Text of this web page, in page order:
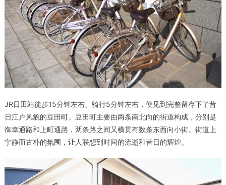
JR日田站徒步15分钟左右、骑行5分钟左右，便见到完整留存下了昔
日江户风貌的豆田町。豆田町主要由两条南北向的街道构成，分别是
御幸通路和上町通路，两条路之间又横贯有数条东西向小街。街道上
宁静而古朴的氛围，让人联想到时间的流逝和昔日的辉煌。